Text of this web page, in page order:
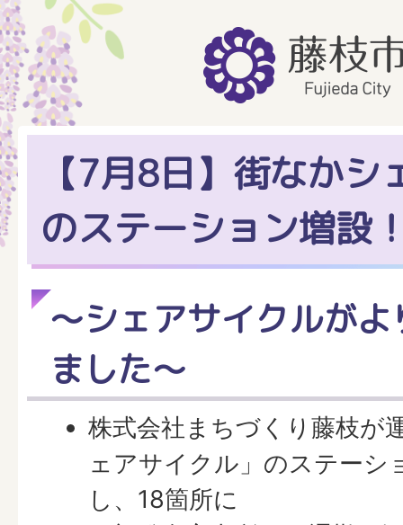
【7月8日】街なかシ
のステーション増設
～シェアサイクルが
ました～
株式会社まちづくり藤枝が
ェアサイクル」のステーシ
し、18箇所に